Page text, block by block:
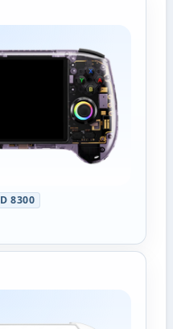
D 8300